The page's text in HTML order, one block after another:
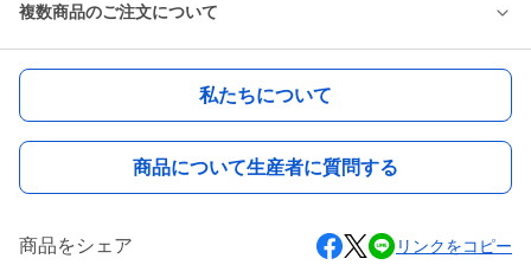
複数商品のご注文について
私たちについて
商品について生産者に質問する
商品をシェア リンクをコピー